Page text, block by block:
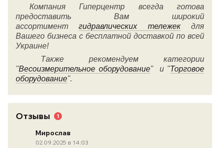
Компания Гиперцентр всегда готова
предоставить Вам широкий
ассортиментгидравлических тележекдля
Вашего бизнеса с бесплатной доставкой по всей
Украине!
Также рекомендуем категории
"Весоизмерительное оборудование" и "Торговое
оборудование".
Отзывы 1
Мирослав
02.09.2025 в 14:03